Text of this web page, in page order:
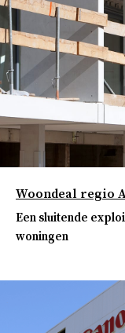
Woondeal regio
Een sluitende
woningen